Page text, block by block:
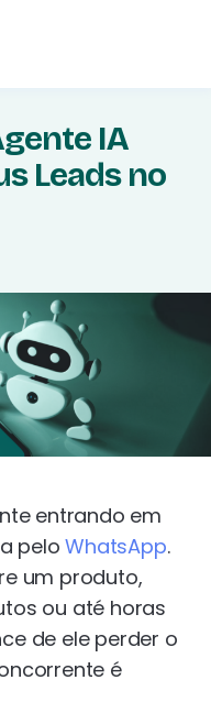
IA
Leads no
entrando em
peloWhatsApp.
um produto,
ou até horas
de ele perder o
é